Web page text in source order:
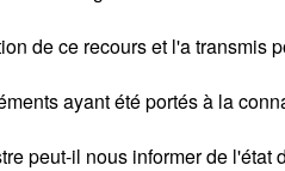
de ce recours et l'a transmis
ayant été portés à la
peut-il nous informer de l'état